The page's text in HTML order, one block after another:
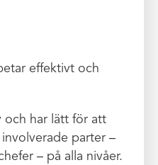
effektivt och
och har lätt för att
parter –
– på alla nivåer.